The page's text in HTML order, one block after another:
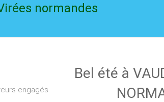
normandes
engagés
Bel été à